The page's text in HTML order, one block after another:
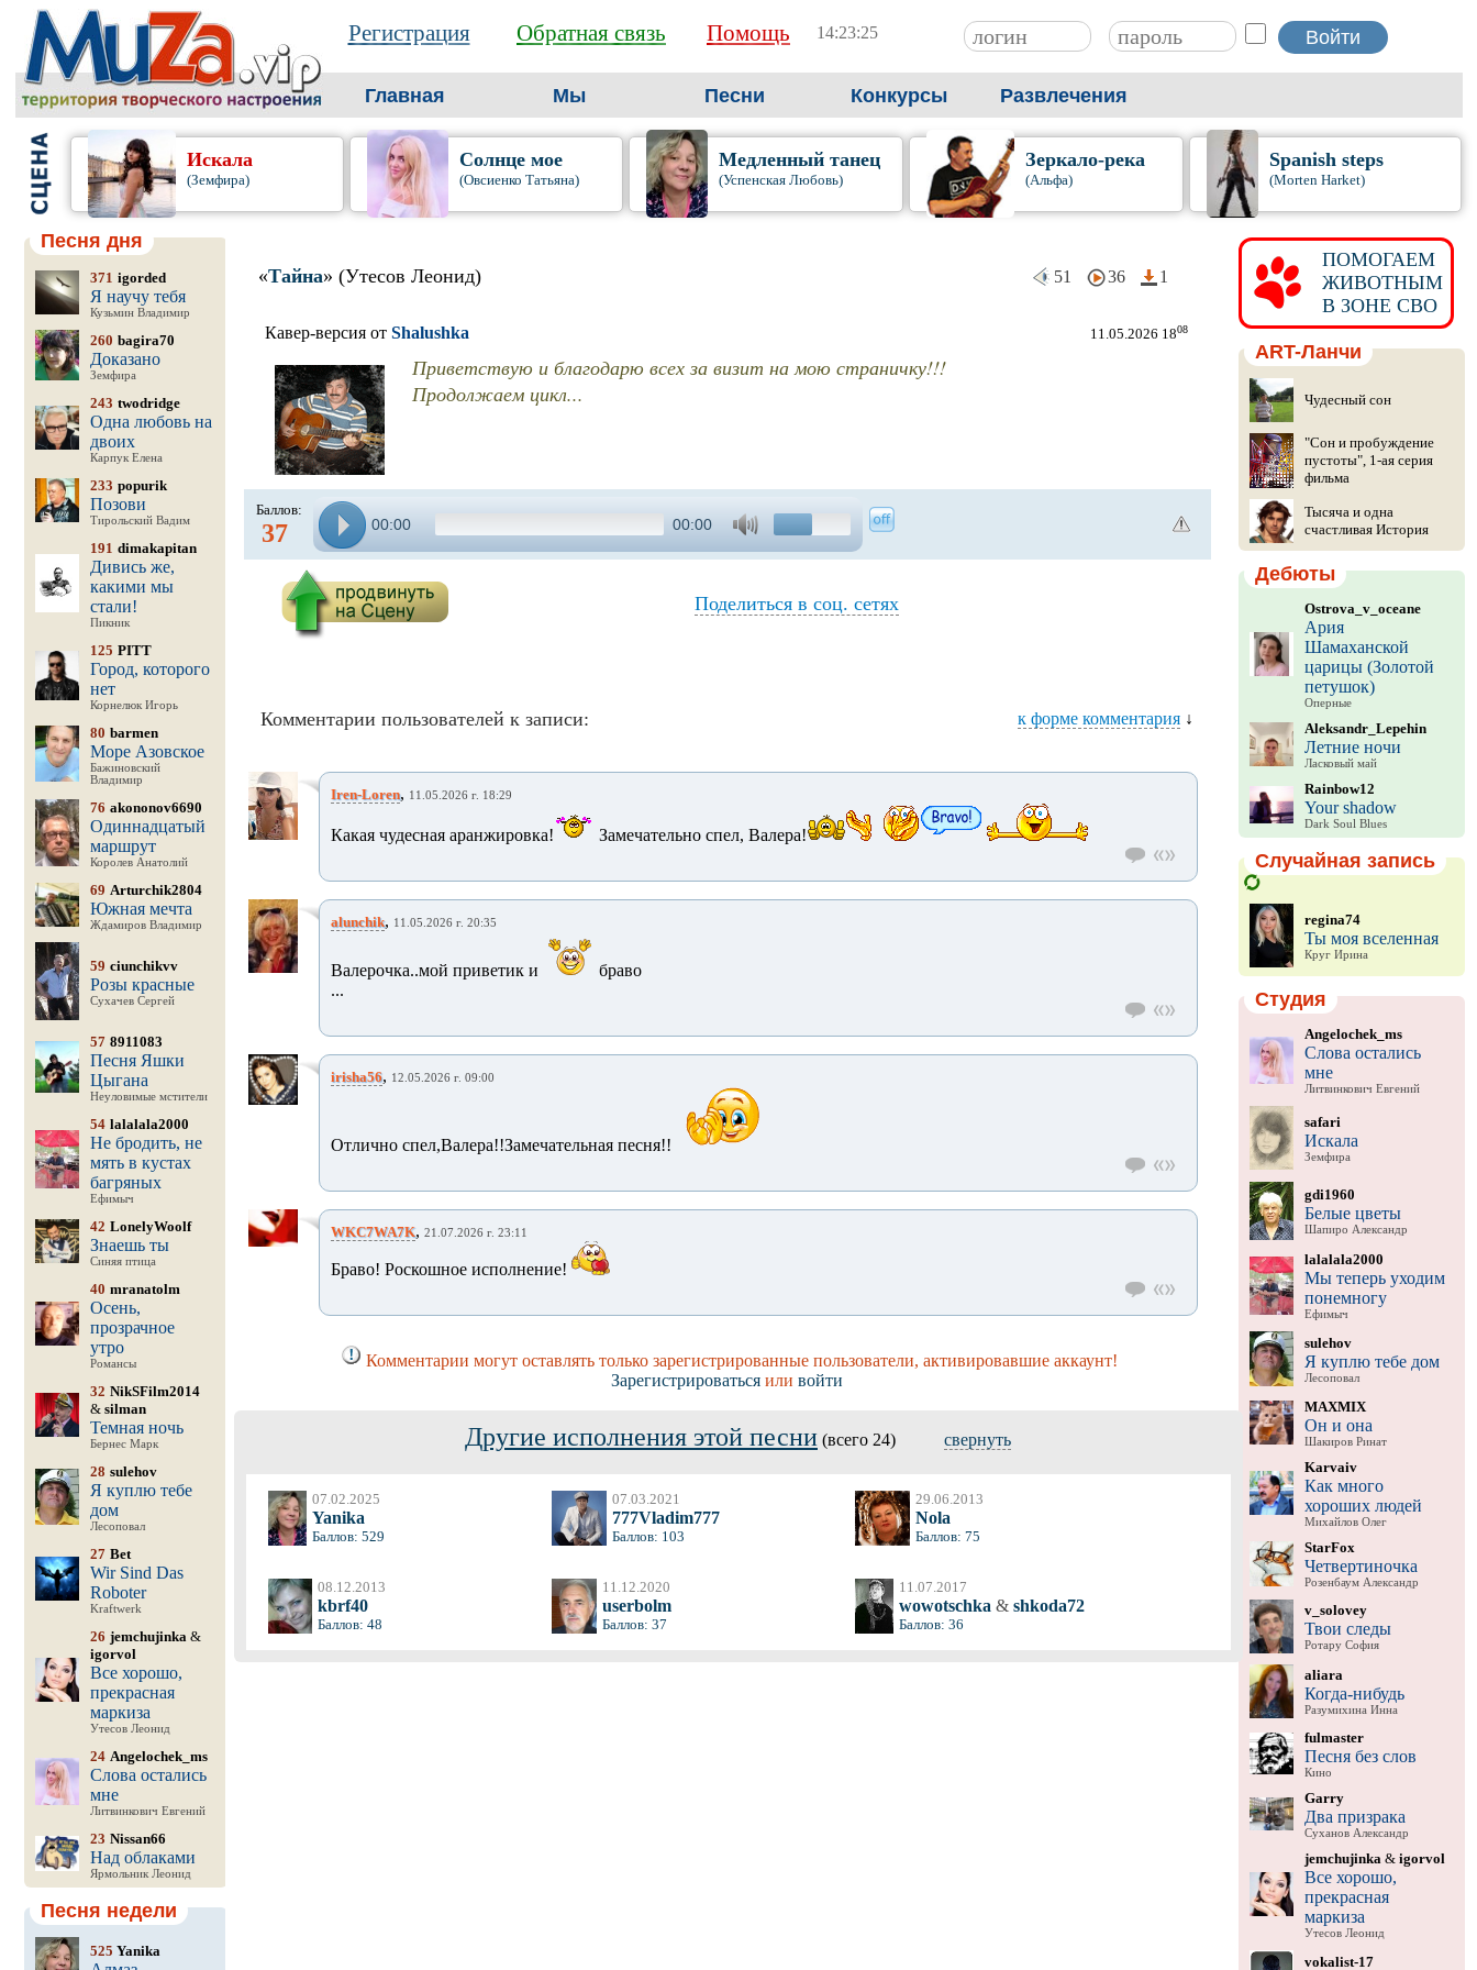
Регистрация Обратная связь Помощь 14:23:25
Главная Мы Песни Конкурсы Развлечения
Искала
(Земфира)
Солнце мое
(Овсиенко Татьяна)
Медленный танец
(Успенская Любовь)
Зеркало-река
(Альфа)
Spanish steps
(Morten Harket)
Песня дня
371 igorded
Я научу тебя
Кузьмин Владимир
260 bagira70
Доказано
Земфира
243 twodridge
Одна любовь на
двоих
Карпук Елена
233 popurik
Позови
Тирольский Вадим
191 dimakapitan
Дивись же,
какими мы
стали!
Пикник
125 PITT
Город, которого
нет
Корнелюк Игорь
80 barmen
Море Азовское
Бажиновский
Владимир
76 akononov6690
Одиннадцатый
маршрут
Королев Анатолий
69 Arturchik2804
Южная мечта
Ждамиров Владимир
59 ciunchikvv
Розы красные
Сухачев Сергей
57 8911083
Песня Яшки
Цыгана
Неуловимые мстители
54 lalalala2000
Не бродить, не
мять в кустах
багряных
Ефимыч
42 LonelyWoolf
Знаешь ты
Синяя птица
40 mranatolm
Осень,
прозрачное
утро
Романсы
32 NikSFilm2014
& silman
Темная ночь
Бернес Марк
28 sulehov
Я куплю тебе
дом
Лесоповал
27 Bet
Wir Sind Das
Roboter
Kraftwerk
26 jemchujinka&
igorvol
Все хорошо,
прекрасная
маркиза
Утесов Леонид
24 Angelochek_ms
Слова остались
мне
Литвинкович Евгений
23 Nissan66
Над облаками
Ярмольник Леонид
Песня недели
525 Yanika
«Тайна» (Утесов Леонид) 51 36 1
Кавер-версия от Shalushka 11.05.2026 1808
Приветствую и благодарю всех за визит на мою страничку!!!
Продолжаем цикл...
Баллов:
37 00:00 00:00
Поделиться в соц. сетях
Комментарии пользователей к записи: к форме комментария ↓
Iren-Loren, 11.05.2026 г. 18:29
Какая чудесная аранжировка! Замечательно спел, Валера!
alunchik, 11.05.2026 г. 20:35
Валерочка..мой приветик и
браво
...
irisha56, 12.05.2026 г. 09:00
Отлично спел,Валера!!Замечательная песня!!
WKC7WA7K, 21.07.2026 г. 23:11
Браво! Роскошное исполнение!
Комментарии могут оставлять только зарегистрированные пользователи, активировавшие аккаунт!
Зарегистрироваться или войти
Другие исполнения этой песни (всего 24) свернуть
07.02.2025
Yanika
Баллов: 529
07.03.2021
777Vladim777
Баллов: 103
29.06.2013
Nola
Баллов: 75
08.12.2013
kbrf40
Баллов: 48
11.12.2020
userbolm
Баллов: 37
11.07.2017
wowotschka &shkoda72
Баллов: 36
ПОМОГАЕМ
ЖИВОТНЫМ
В ЗОНЕ СВО
ART-Ланчи
Чудесный сон
"Сон и пробуждение
пустоты", 1-ая серия
фильма
Тысяча и одна
счастливая История
Дебюты
Ostrova_v_oceane
Ария
Шамаханской
царицы (Золотой
петушок)
Оперные
Aleksandr_Lepehin
Летние ночи
Ласковый май
Rainbow12
Your shadow
Dark Soul Blues
Случайная запись
regina74
Ты моя вселенная
Круг Ирина
Студия
Angelochek_ms
Слова остались
мне
Литвинкович Евгений
safari
Искала
Земфира
gdi1960
Белые цветы
Шапиро Александр
lalalala2000
Мы теперь уходим
понемногу
Ефимыч
sulehov
Я куплю тебе дом
Лесоповал
MAXMIX
Он и она
Шакиров Ринат
Karvaiv
Как много
хороших людей
Михайлов Олег
StarFox
Четвертиночка
Розенбаум Александр
v_solovey
Твои следы
Ротару София
aliara
Когда-нибудь
Разумихина Инна
fulmaster
Песня без слов
Кино
Garry
Два призрака
Суханов Александр
jemchujinka & igorvol
Все хорошо,
прекрасная
маркиза
Утесов Леонид
vokalist-17